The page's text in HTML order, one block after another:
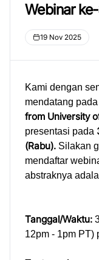
Webinar
19 Nov 2025
Kami dengan
mendatang
from University
presentasi pada
(Rabu). Silakan
mendaftar
abstraknya
Tanggal/Waktu:
12pm - 1pm PT)